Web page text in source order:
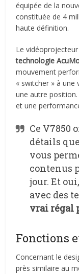
équipée de la
constituée de 4
haute définition.
Le
technologie
mouvement
« switcher » à une
une autre
et une
Ce V7850
détails
vous
contenus
jour. Et
avec des
vrai régal
Fonctions
Concernant le
près similaire au